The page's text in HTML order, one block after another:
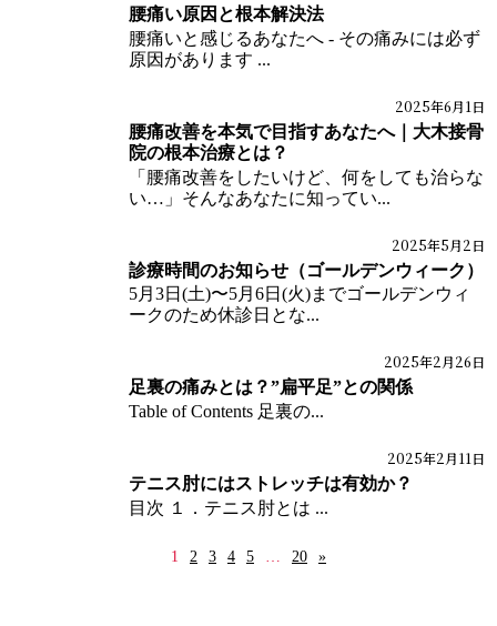
腰痛い原因と根本解決法
腰痛いと感じるあなたへ - その痛みには必ず
原因があります ...
2025年6月1日
腰痛改善を本気で目指すあなたへ｜大木接骨
院の根本治療とは？
「腰痛改善をしたいけど、何をしても治らな
い…」そんなあなたに知ってい...
2025年5月2日
診療時間のお知らせ（ゴールデンウィーク）
5月3日(土)〜5月6日(火)までゴールデンウィ
ークのため休診日とな...
2025年2月26日
足裏の痛みとは？”扁平足”との関係
Table of Contents 足裏の...
2025年2月11日
テニス肘にはストレッチは有効か？
目次 １．テニス肘とは ...
1 2 3 4 5 20 »